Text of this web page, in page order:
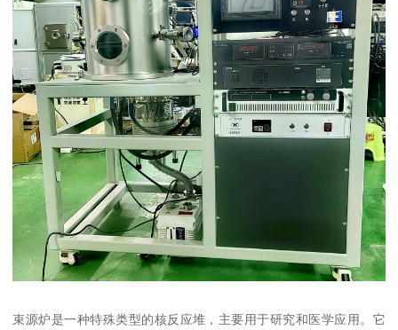
束源炉是一种特殊类型的核反应堆，主要用于研究和医学应用。它